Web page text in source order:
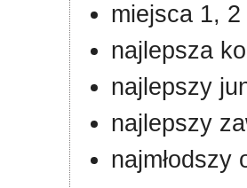
miejsca 1,
najlepsza
najlepszy
najlepszy